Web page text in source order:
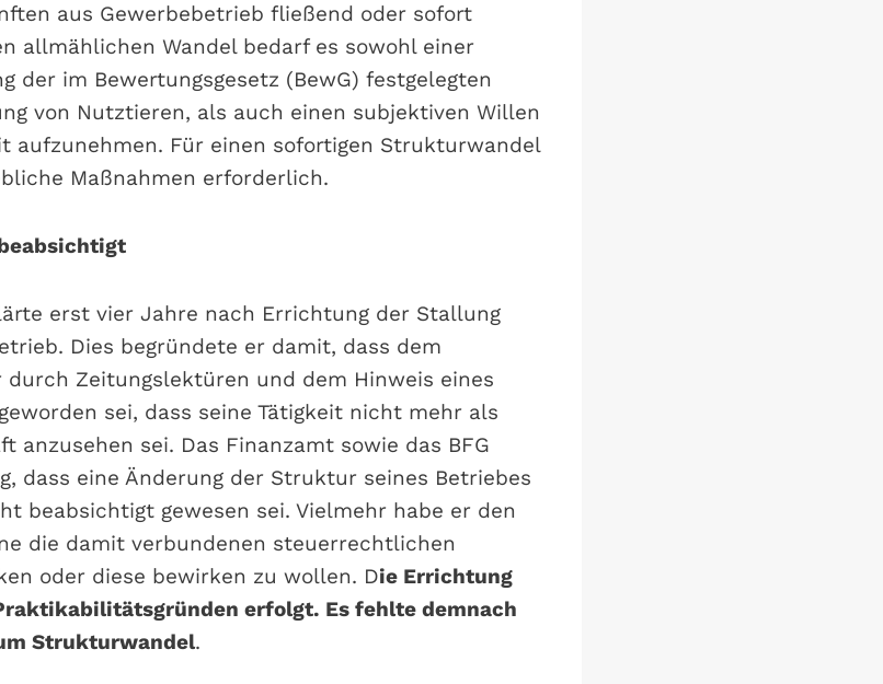
aus Gewerbebetrieb fließend oder sofort
allmählichen Wandel bedarf es sowohl einer
der im Bewertungsgesetz (BewG) festgelegten
von Nutztieren, als auch einen subjektiven Willen
aufzunehmen. Für einen sofortigen Strukturwandel
Maßnahmen erforderlich.
erst vier Jahre nach Errichtung der Stallung
Dies begründete er damit, dass dem
Zeitungslektüren und dem Hinweis eines
sei, dass seine Tätigkeit nicht mehr als
anzusehen sei. Das Finanzamt sowie das BFG
dass eine Änderung der Struktur seines Betriebes
beabsichtigt gewesen sei. Vielmehr habe er den
die damit verbundenen steuerrechtlichen
oder diese bewirken zu wollen. Die Errichtung
erfolgt. Es fehlte demnach
Strukturwandel.